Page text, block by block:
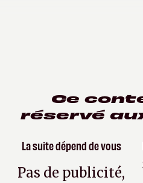
Ce
réservé
La suite dépend de vous
Pas de publicité,